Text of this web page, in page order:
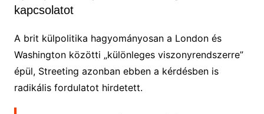
kapcsolatot
A brit külpolitika hagyományosan a London és
Washington közötti „különleges viszonyrendszerre”
épül, Streeting azonban ebben a kérdésben is
radikális fordulatot hirdetett.